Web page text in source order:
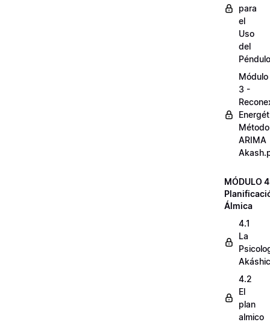
para
el
Uso
del
Péndulo
Módulo
3 -
Método
ARIMA
MÓDULO
Álmica
4.1
La
4.2
El
plan
almico